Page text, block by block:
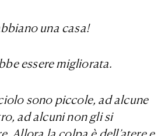
una casa!
essere migliorata.
sono piccole, ad alcune
ad alcuni non gli si